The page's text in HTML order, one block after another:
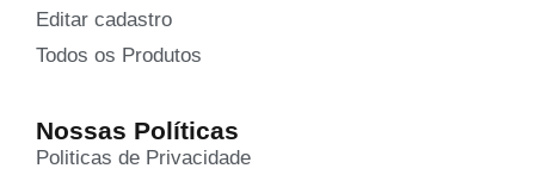
Editar cadastro
Todos os Produtos
Nossas Políticas
Politicas de Privacidade